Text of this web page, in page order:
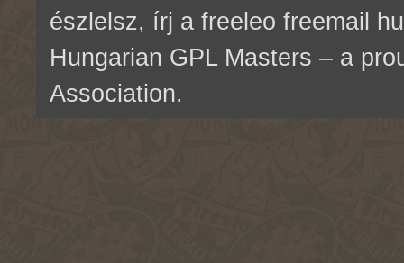
észlelsz, írj a freeleo freemail
Hungarian GPL Masters – a
Association.